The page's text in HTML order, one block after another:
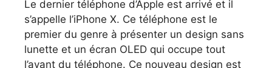
Le dernier téléphone d’Apple est arrivé et il
s’appelle l’iPhone X. Ce téléphone est le
premier du genre à présenter un design sans
lunette et un écran OLED qui occupe tout
l’avant du téléphone. Ce nouveau design est